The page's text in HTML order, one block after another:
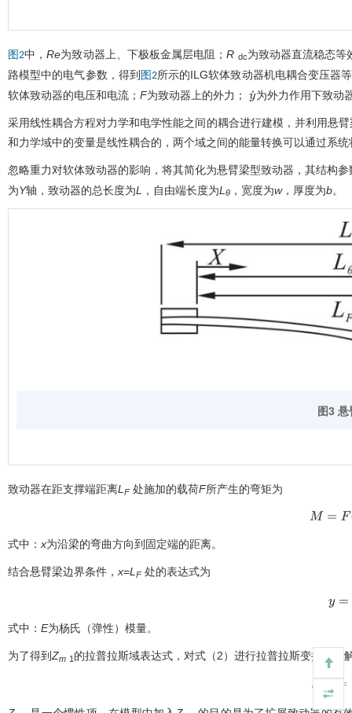
图2中，Re为致动器上、下极板金属层电阻；R dc为致动器直流稳态等
路模型中的电气参数，得到 图2所示的ILG软体致动器机电耦合变压器
软体致动器的电压和电流； F为致动器上的外力； y˙为外力作用下致动
采用线性耦合方程对力学和电学性能之间的耦合进行建模，并利用悬
和力学域中的变量是线性耦合的，两个域之间的能量转换可以通过系
忽略重力对软体致动器的影响，将其简化为悬臂梁型致动器，其结构参
为Y轴，致动器的总长度为L ，自由端长度为L θ ，宽度为w，厚度为b。
图3
致动器在距支撑端距离L F处施加的载荷F所产生的弯矩为
M= F(LF
式中： x为沿梁的弯曲方向到固定端的距离。
结合悬臂梁边界条件， x=L F处的表达式为
y=4
式中： E为杨氏（弹性）模量。
为了得到Zm 1 的拉普拉斯域表达式，对式（2） 进行拉普拉斯变换并求
Z 1 1s